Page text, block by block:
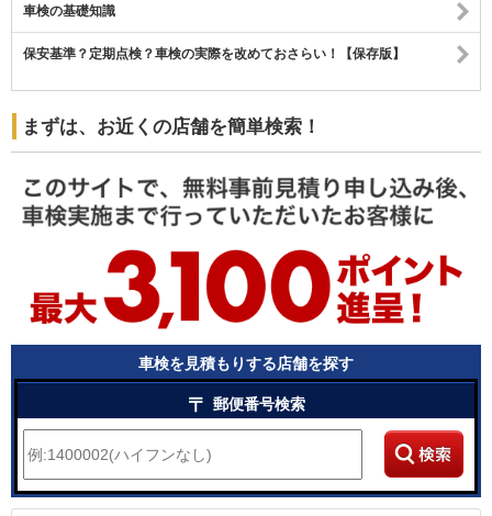
車検の基礎知識
保安基準？定期点検？車検の実際を改めておさらい！【保存版】
まずは、お近くの店舗を簡単検索！
車検を見積もりする店舗を探す
〒 郵便番号検索